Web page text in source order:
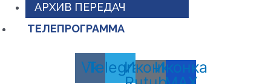
АРХИВ ПЕРЕДАЧ
ТЕЛЕПРОГРАММА
Vk
Telegram
ИконкаИконка